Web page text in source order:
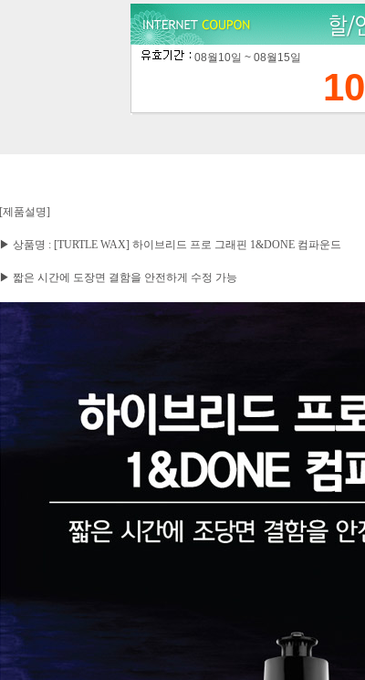
08월10일 ~ 08월15일
10
[제품설명]
▶ 상품명 : [TURTLE WAX] 하이브리드 프로 그래핀 1&DONE 컴파운드
▶ 짧은 시간에 도장면 결함을 안전하게 수정 가능